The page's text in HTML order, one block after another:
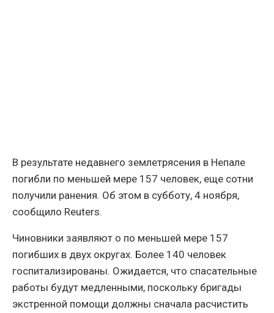
В результате недавнего землетрясения в Непале
погибли по меньшей мере 157 человек, еще сотни
получили ранения. Об этом в субботу, 4 ноября,
сообщило Reuters.
Чиновники заявляют о по меньшей мере 157
погибших в двух округах. Более 140 человек
госпитализированы. Ожидается, что спасательные
работы будут медленными, поскольку бригады
экстренной помощи должны сначала расчистить